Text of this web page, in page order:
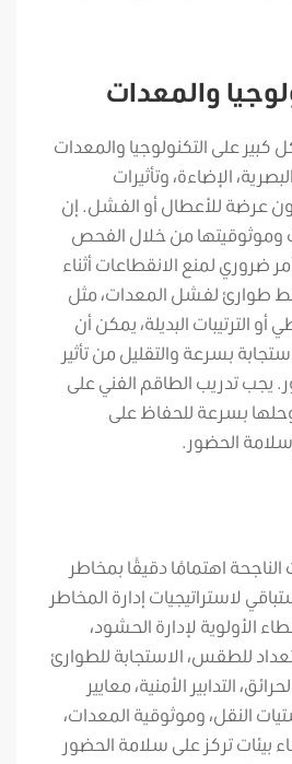
والمعدات
كبير على التكنولوجيا والمعدات
الإضاءة، وتأثيرات
عرضة للأعطال أو الفشل. إن
وموثوقيتها من خلال الفحص
ضروري لمنع الانقطاعات أثناء
طوارئ لفشل المعدات، مثل
أو الترتيبات البديلة، يمكن أن
بسرعة والتقليل من تأثير
يجب تدريب الطاقم الفني على
بسرعة للحفاظ على
الحضور.
الناجحة اهتمامًا دقيقًا بمخاطر
لاستراتيجيات إدارة المخاطر
الأولوية لإدارة الحشود،
للطقس، الاستجابة للطوارئ
التدابير الأمنية، معايير
النقل، وموثوقية المعدات،
بيئات تركز على سلامة الحضور